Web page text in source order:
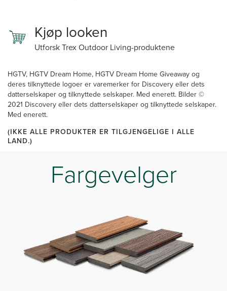
Kjøp looken
Utforsk Trex Outdoor Living-produktene
HGTV, HGTV Dream Home, HGTV Dream Home Giveaway og
deres tilknyttede logoer er varemerker for Discovery eller dets
datterselskaper og tilknyttede selskaper. Med enerett. Bilder ©
2021 Discovery eller dets datterselskaper og tilknyttede selskaper.
Med enerett.
(IKKE ALLE PRODUKTER ER TILGJENGELIGE I ALLE
LAND.)
Fargevelger